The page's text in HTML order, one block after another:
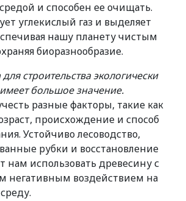
и способен ее очищать.
углекислый газ и выделяет
нашу планету чистым
биоразнообразие.
строительства экологически
большое значение.
разные факторы, такие как
происхождение и способ
Устойчиво лесоводство,
рубки и восстановление
нам использовать древесину с
воздействием на